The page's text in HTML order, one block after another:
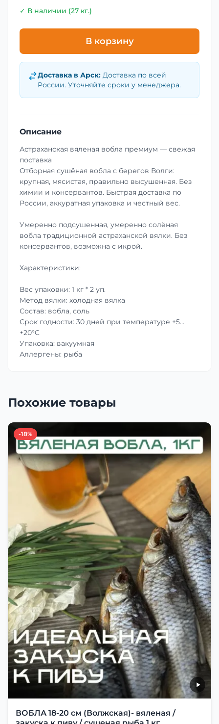
✓ В наличии (27 кг.)
В корзину
Доставка в Арск: Доставка по всей
России. Уточняйте сроки у менеджера.
Описание
Астраханская вяленая вобла премиум — свежая
поставка
Отборная сушёная вобла с берегов Волги:
крупная, мясистая, правильно высушенная. Без
химии и консервантов. Быстрая доставка по
России, аккуратная упаковка и честный вес.
Умеренно подсушенная, умеренно солёная
вобла традиционной астраханской вялки. Без
консервантов, возможна с икрой.
Характеристики:
Вес упаковки: 1 кг * 2 уп.
Метод вялки: холодная вялка
Состав: вобла, соль
Срок годности: 30 дней при температуре +5…
+20°C
Упаковка: вакуумная
Аллергены: рыба
Похожие товары
-18%
ВОБЛА 18-20 см (Волжская)- вяленая /